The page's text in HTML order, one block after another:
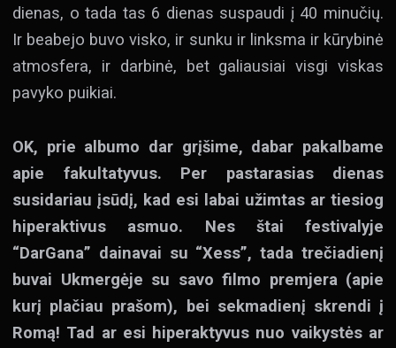
dienas, o tada tas 6 dienas suspaudi į 40 minučių.
Ir beabejo buvo visko, ir sunku ir linksma ir kūrybinė
atmosfera, ir darbinė, bet galiausiai visgi viskas
pavyko puikiai.
OK, prie albumo dar grįšime, dabar pakalbame
apie fakultatyvus. Per pastarasias dienas
susidariau įsūdį, kad esi labai užimtas ar tiesiog
hiperaktivus asmuo. Nes štai festivalyje
“DarGana” dainavai su “Xess”, tada trečiadienį
buvai Ukmergėje su savo filmo premjera (apie
kurį plačiau prašom), bei sekmadienį skrendi į
Romą! Tad ar esi hiperaktyvus nuo vaikystės ar